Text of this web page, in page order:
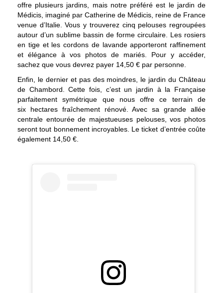
offre plusieurs jardins, mais notre préféré est le jardin de
Médicis, imaginé par Catherine de Médicis, reine de France
venue d’Italie. Vous y trouverez cinq pelouses regroupées
autour d’un sublime bassin de forme circulaire. Les rosiers
en tige et les cordons de lavande apporteront raffinement
et élégance à vos photos de mariés. Pour y accéder,
sachez que vous devrez payer 14,50 € par personne.
Enfin, le dernier et pas des moindres, le jardin du Château
de Chambord. Cette fois, c’est un jardin à la Française
parfaitement symétrique que nous offre ce terrain de
six hectares fraîchement rénové. Avec sa grande allée
centrale entourée de majestueuses pelouses, vos photos
seront tout bonnement incroyables. Le ticket d’entrée coûte
également 14,50 €.